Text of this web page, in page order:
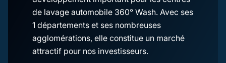
de lavage automobile 360° Wash. Avec ses
1 départements et ses nombreuses
agglomérations, elle constitue un marché
attractif pour nos investisseurs.